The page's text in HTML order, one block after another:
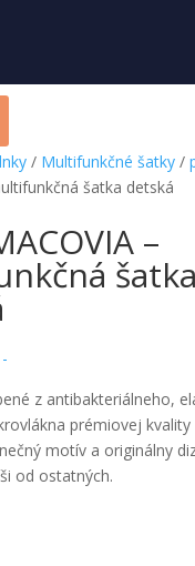
/ Multifunkčné šatky/
šatka detská
–
šatka
-
z antibakteriálneho,
prémiovej kvality
motív a originálny
od ostatných.